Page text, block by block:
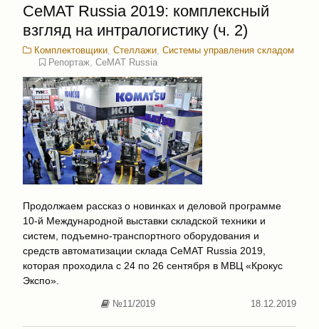
CeMAT Russia 2019: комплексный
взгляд на интралогистику (ч. 2)
Комплектовщики, Стеллажи, Системы управления складом
Репортаж, CeMAT Russia
Продолжаем рассказ о новинках и деловой программе
10-й Международной выставки складской техники и
систем, подъемно-транспортного оборудования и
средств автоматизации склада CeMAT Russia 2019,
которая проходила с 24 по 26 сентября в МВЦ «Крокус
Экспо».
№11/2019 18.12.2019